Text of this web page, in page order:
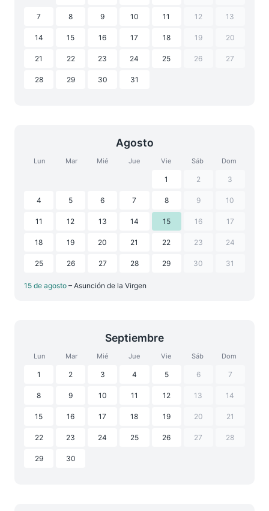
7 8 9 10 11 12 13
14 15 16 17 18 19 20
21 22 23 24 25 26 27
28 29 30 31
Agosto
Lun Mar Mié Jue Vie Sáb Dom
1 2 3
4 5 6 7 8 9 10
11 12 13 14 15 16 17
18 19 20 21 22 23 24
25 26 27 28 29 30 31
15 de agosto – Asunción de la Virgen
Septiembre
Lun Mar Mié Jue Vie Sáb Dom
1 2 3 4 5 6 7
8 9 10 11 12 13 14
15 16 17 18 19 20 21
22 23 24 25 26 27 28
29 30